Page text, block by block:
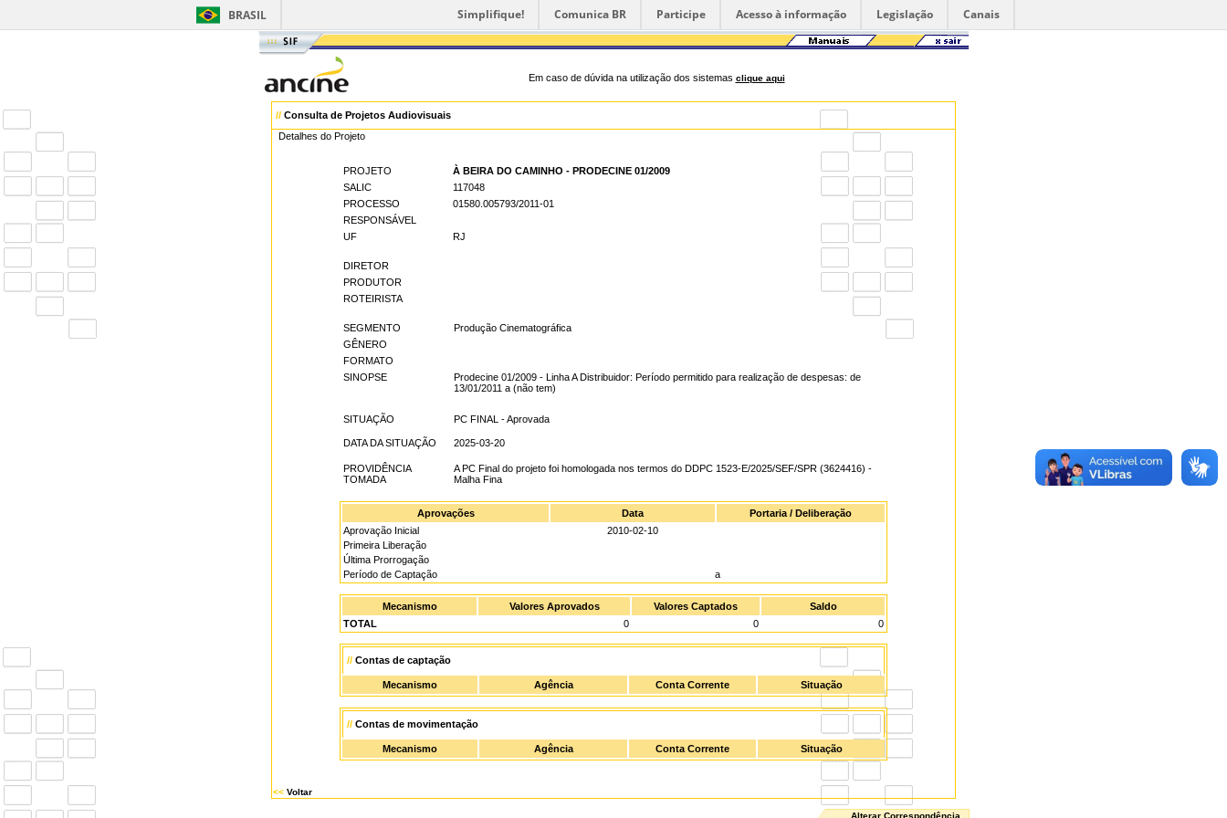
BRASIL Simplifique! Comunica BR Participe Acesso à informação Legislação Canais
Em caso de dúvida na utilização dos sistemas clique aqui
// Consulta de Projetos Audiovisuais
Detalhes do Projeto
PROJETO
À BEIRA DO CAMINHO - PRODECINE 01/2009
SALIC
117048
PROCESSO
01580.005793/2011-01
RESPONSÁVEL
UF
RJ
DIRETOR
PRODUTOR
ROTEIRISTA
SEGMENTO
Produção Cinematográfica
GÊNERO
FORMATO
SINOPSE
Prodecine 01/2009 - Linha A Distribuidor: Período permitido para realização de despesas: de
13/01/2011 a (não tem)
SITUAÇÃO PC FINAL - Aprovada
DATA DA SITUAÇÃO 2025-03-20
PROVIDÊNCIA
TOMADA
A PC Final do projeto foi homologada nos termos do DDPC 1523-E/2025/SEF/SPR (3624416) -
Malha Fina
Aprovações Data
Portaria / Deliberação
Aprovação Inicial
2010-02-10
Primeira Liberação
Última Prorrogação
Período de Captação
a
Mecanismo Valores Aprovados Valores Captados
Saldo
TOTAL
0 0 0
// Contas de captação
Mecanismo Agência Conta Corrente Situação
// Contas de movimentação
Mecanismo Agência Conta Corrente Situação
<< Voltar
Alterar Correspondência